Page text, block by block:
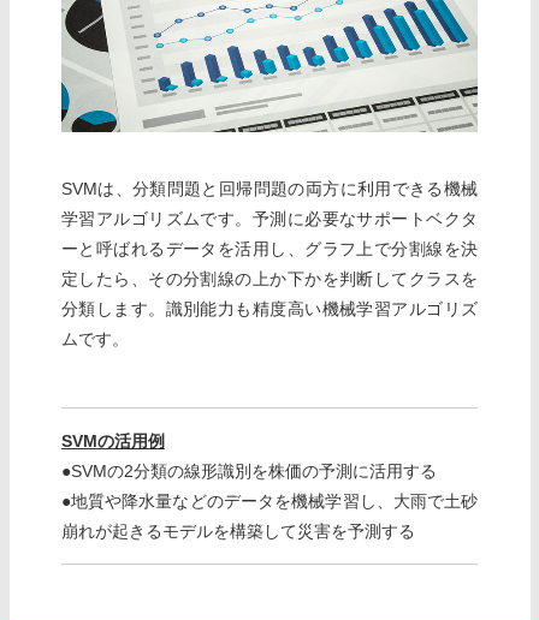
SVMは、分類問題と回帰問題の両方に利用できる機械
学習アルゴリズムです。予測に必要なサポートベクタ
ーと呼ばれるデータを活用し、グラフ上で分割線を決
定したら、その分割線の上か下かを判断してクラスを
分類します。識別能力も精度高い機械学習アルゴリズ
ムです。
SVMの活用例
●SVMの2分類の線形識別を株価の予測に活用する
●地質や降水量などのデータを機械学習し、大雨で土砂
崩れが起きるモデルを構築して災害を予測する